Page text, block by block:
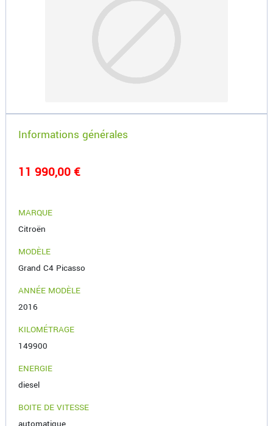
Informations générales
11 990,00 €
MARQUE
Citroën
MODÈLE
Grand C4 Picasso
ANNÉE MODÈLE
2016
KILOMÉTRAGE
149900
ENERGIE
diesel
BOITE DE VITESSE